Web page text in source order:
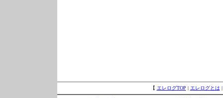
【 エレログTOP | エレログとは